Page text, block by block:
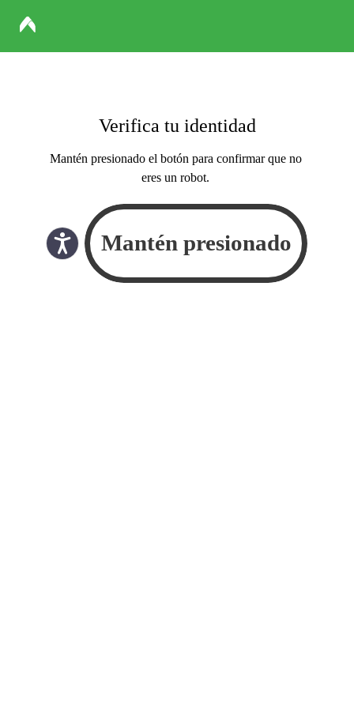
Verifica tu identidad
Mantén presionado el botón para confirmar que no
eres un robot.